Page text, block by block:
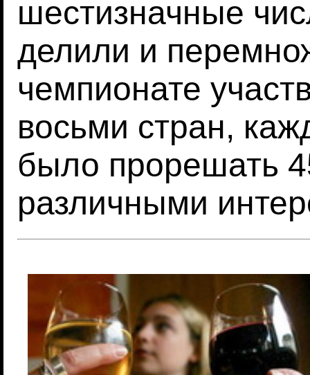
шестизначные
делили и
чемпионате
восьми стран,
было прорешать
различными